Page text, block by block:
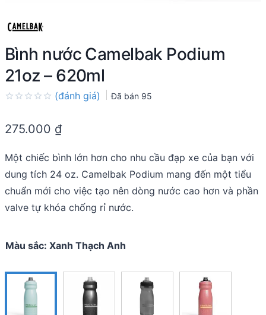
Bình nước Camelbak Podium
21oz – 620ml
out
(đánh giá) Đã bán 95
275.000 ₫
Một chiếc bình lớn hơn cho nhu cầu đạp xe của bạn với
dung tích 24 oz. Camelbak Podium mang đến một tiểu
chuẩn mới cho việc tạo nên dòng nước cao hơn và phần
valve tự khóa chống rỉ nước.
Màu sắc: Xanh Thạch Anh